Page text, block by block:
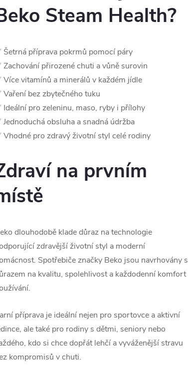
Steam Health?
Šetrná příprava pokrmů pomocí páry
Zachování přirozené chuti a vůně surovin
Více vitamínů a minerálů v každém jídle
Vaření bez zbytečného tuku
Ideální pro zeleninu, maso, ryby i přílohy
Jednoduchá obsluha a snadná údržba
Vhodné pro zdravý životní styl celé rodiny
na prvním
dlouhodobě klade důraz na technologie
zdravější životní styl a moderní
Spotřebiče značky Beko jsou navrhovány s
na kvalitu, spolehlivost a každodenní komfort
příprava je ideální nejen pro sportovce a aktivní
ale také pro rodiny s dětmi, seniory nebo
kdo si chce dopřát lehčí a vyváženější stravu
kompromisů v chuti.